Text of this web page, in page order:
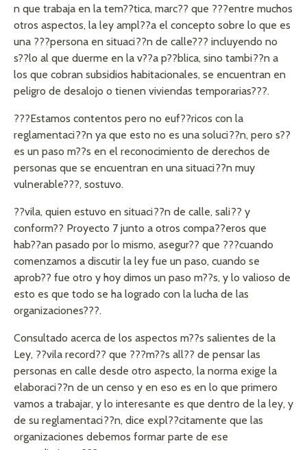
n que trabaja en la tem??tica, marc?? que ???entre muchos
otros aspectos, la ley ampl??a el concepto sobre lo que es
una ???persona en situaci??n de calle??? incluyendo no
s??lo al que duerme en la v??a p??blica, sino tambi??n a
los que cobran subsidios habitacionales, se encuentran en
peligro de desalojo o tienen viviendas temporarias???.
???Estamos contentos pero no euf??ricos con la
reglamentaci??n ya que esto no es una soluci??n, pero s??
es un paso m??s en el reconocimiento de derechos de
personas que se encuentran en una situaci??n muy
vulnerable???, sostuvo.
??vila, quien estuvo en situaci??n de calle, sali?? y
conform?? Proyecto 7 junto a otros compa??eros que
hab??an pasado por lo mismo, asegur?? que ???cuando
comenzamos a discutir la ley fue un paso, cuando se
aprob?? fue otro y hoy dimos un paso m??s, y lo valioso de
esto es que todo se ha logrado con la lucha de las
organizaciones???.
Consultado acerca de los aspectos m??s salientes de la
Ley, ??vila record?? que ???m??s all?? de pensar las
personas en calle desde otro aspecto, la norma exige la
elaboraci??n de un censo y en eso es en lo que primero
vamos a trabajar, y lo interesante es que dentro de la ley, y
de su reglamentaci??n, dice expl??citamente que las
organizaciones debemos formar parte de ese